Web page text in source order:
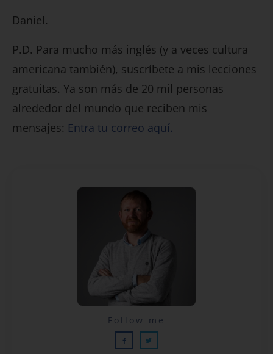
Daniel.
P.D. Para mucho más inglés (y a veces cultura
americana también), suscríbete a mis lecciones
gratuitas. Ya son más de 20 mil personas
alrededor del mundo que reciben mis
mensajes: Entra tu correo aquí.
Lecciones por email...
Follow me